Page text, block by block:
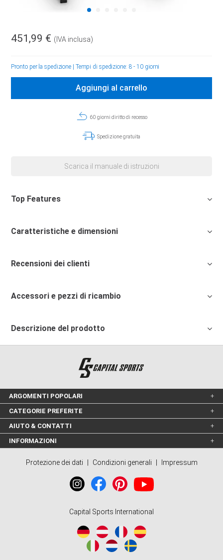
451,99 € (IVA inclusa)
Pronto per la spedizione Tempi di spedizione: 8 - 10 giorni
Aggiungi al carrello
60 giorni diritto di recesso
Spedizione gratuita
Scarica il manuale di istruzioni
Top Features
Caratteristiche e dimensioni
Recensioni dei clienti
Accessori e pezzi di ricambio
Descrizione del prodotto
ARGOMENTI POPOLARI
CATEGORIE PREFERITE
AIUTO & CONTATTI
INFORMAZIONI
Protezione dei dati Condizioni generali Impressum
Capital Sports International